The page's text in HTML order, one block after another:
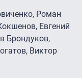
Роман
Евгений
Брондуков,
Виктор